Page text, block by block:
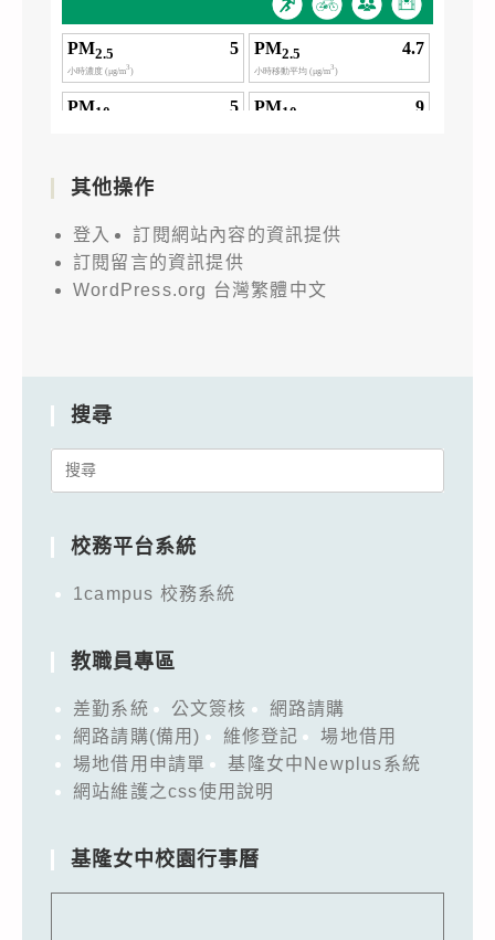
其他操作
登入
訂閱網站內容的資訊提供
訂閱留言的資訊提供
WordPress.org 台灣繁體中文
搜尋
Search
校務平台系統
1campus 校務系統
教職員專區
差勤系統 公文簽核
網路請購
網路請購(備用)
維修登記
場地借用
場地借用申請單
基隆女中Newplus系統
網站維護之css使用說明
基隆女中校園行事曆